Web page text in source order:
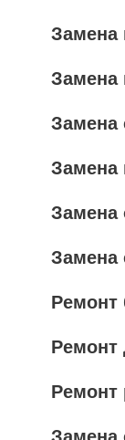
Замена
Замена
Замена
Замена
Замена
Замена
Ремонт
Ремонт
Ремонт